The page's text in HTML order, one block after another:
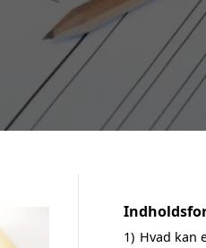
1) Hvad kan